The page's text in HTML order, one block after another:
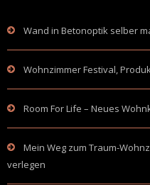
Wand in Betonoptik selber
Wohnzimmer Festival,
Room For Life – Neues
Mein Weg zum Traum-
verlegen